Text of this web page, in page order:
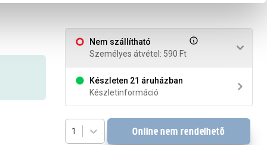
Nem szállítható
Személyes átvétel: 590 Ft
Készleten 21 áruházban
Készletinformáció
1 Online nem rendelhető